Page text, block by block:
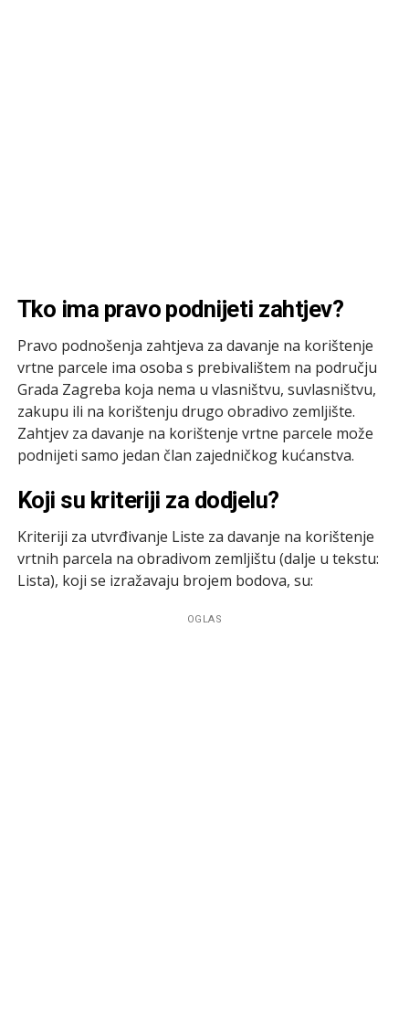
Tko ima pravo podnijeti zahtjev?
Pravo podnošenja zahtjeva za davanje na korištenje
vrtne parcele ima osoba s prebivalištem na području
Grada Zagreba koja nema u vlasništvu, suvlasništvu,
zakupu ili na korištenju drugo obradivo zemljište.
Zahtjev za davanje na korištenje vrtne parcele može
podnijeti samo jedan član zajedničkog kućanstva.
Koji su kriteriji za dodjelu?
Kriteriji za utvrđivanje Liste za davanje na korištenje
vrtnih parcela na obradivom zemljištu (dalje u tekstu:
Lista), koji se izražavaju brojem bodova, su:
OGLAS